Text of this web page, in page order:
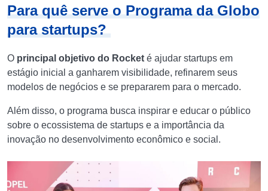
Para quê serve o Programa da Globo
para startups?
O principal objetivo do Rocket é ajudar startups em
estágio inicial a ganharem visibilidade, refinarem seus
modelos de negócios e se prepararem para o mercado.
Além disso, o programa busca inspirar e educar o público
sobre o ecossistema de startups e a importância da
inovação no desenvolvimento econômico e social.